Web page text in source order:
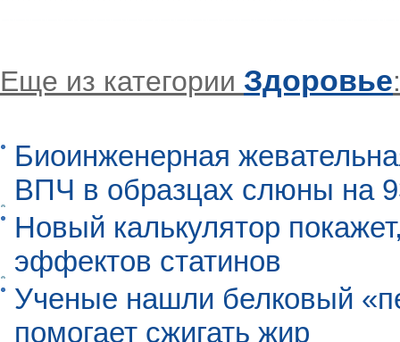
Еще из категории Здоровье:
Биоинженерная
ВПЧ в образцах слюны на
Новый калькулятор
эффектов статинов
Ученые нашли белковый
помогает сжигать жир